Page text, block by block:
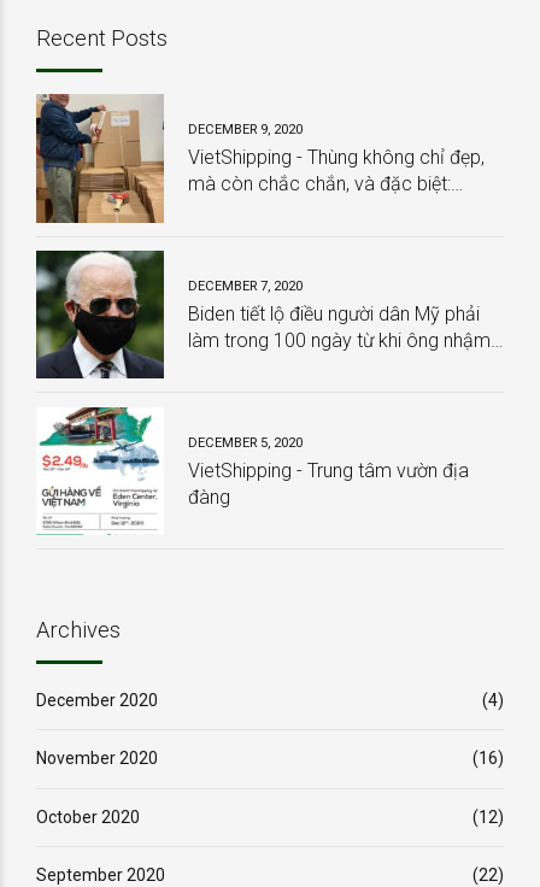
Recent Posts
DECEMBER 9, 2020
VietShipping - Thùng không chỉ đẹp,
mà còn chắc chắn, và đặc biệt:
DECEMBER 7, 2020
Biden tiết lộ điều người dân Mỹ phải
làm trong 100 ngày từ khi ông nhậm
DECEMBER 5, 2020
VietShipping - Trung tâm vườn địa
đàng
Archives
December 2020 (4)
November 2020 (16)
October 2020 (12)
September 2020 (22)